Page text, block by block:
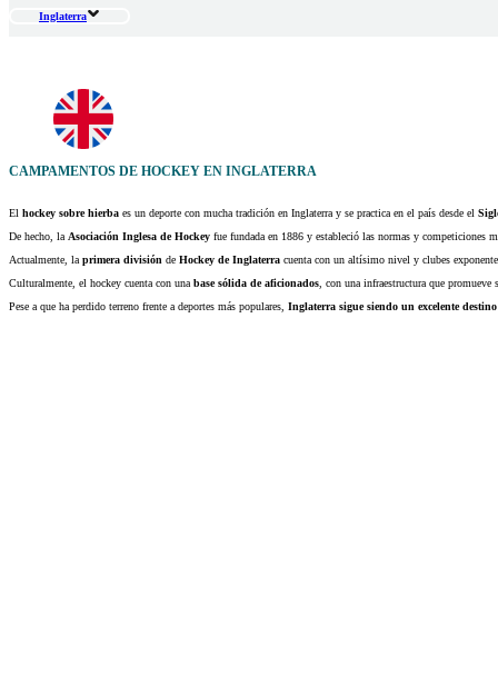
Inglaterra
CAMPAMENTOS DE HOCKEY EN INGLATERRA
El hockey sobre hierba es un deporte con mucha tradición en Inglaterra y se practica en el país desde el
De hecho, la Asociación Inglesa de Hockey fue fundada en 1886 y estableció las normas y competiciones
Actualmente, la primera división de Hockey de Inglaterra cuenta con un altísimo nivel y clubes
Culturalmente, el hockey cuenta con una base sólida de aficionados , con una infraestructura que
Pese a que ha perdido terreno frente a deportes más populares, Inglaterra sigue siendo un excelente destino